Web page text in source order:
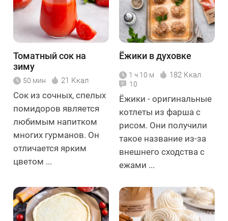
Томатный сок на
зиму
50 мин 21 Ккал
Сок из сочных, спелых
помидоров является
любимым напитком
многих гурманов. Он
отличается ярким
цветом ...
Ёжики в духовке
1 ч 10 м 182 Ккал
10
Ёжики - оригинальные
котлеты из фарша с
рисом. Они получили
такое название из-за
внешнего сходства с
ежами ...